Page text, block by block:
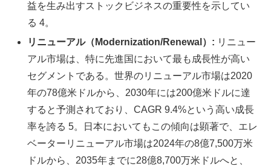
益を生み出すストックビジネスの重要性を示してい
る 4。
リニューアル（Modernization/Renewal）: リニュー
アル市場は、特に先進国において最も成長性が高い
セグメントである。世界のリニューアル市場は2020
年の78億米ドルから、2030年には200億米ドルに達
すると予測されており、CAGR 9.4%という高い成長
率を誇る 5。日本においてもこの傾向は顕著で、エレ
ベーターリニューアル市場は2024年の8億7,500万米
ドルから、2035年までに28億8,700万米ドルへと、